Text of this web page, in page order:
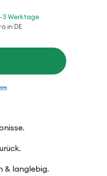
3 Werktage
in DE
& langlebig.